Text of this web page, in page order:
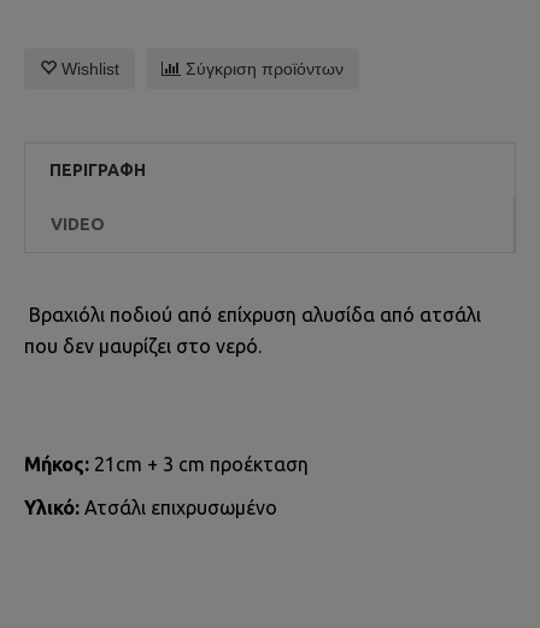
Wishlist Σύγκριση προϊόντων
ΠΕΡΙΓΡΑΦΉ
VIDEO
Βραχιόλι ποδιού από επίχρυση αλυσίδα από ατσάλι
που δεν μαυρίζει στο νερό.
Μήκος: 21cm + 3 cm προέκταση
Υλικό: Ατσάλι επιχρυσωμένο